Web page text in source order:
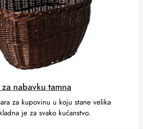
nabavku tamna
za kupovinu u koju stane velika
je za svako kućanstvo.